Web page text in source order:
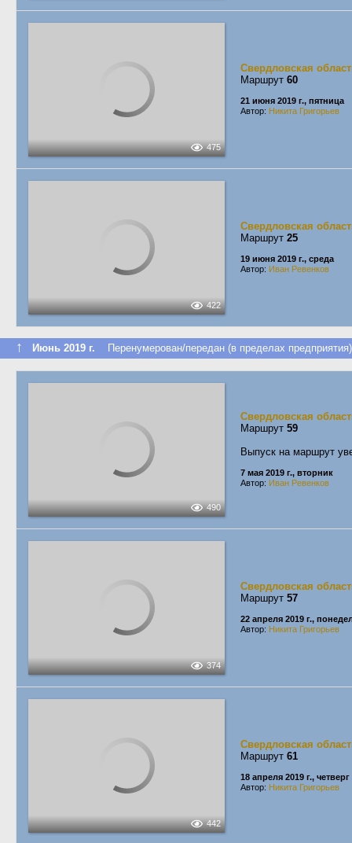
475
Свердловская
Маршрут 60
21 июня 2019 г., пятница
Автор: Никита Григорьев
422
Свердловская
Маршрут 25
19 июня 2019 г., среда
Автор: Иван Ревенков
↑ Июнь 2019 г. Перенумерован/передан (в пределах предприятия)
490
Свердловская
Маршрут 59
Выпуск на маршрут
7 мая 2019 г., вторник
Автор: Иван Ревенков
374
Свердловская
Маршрут 57
22 апреля 2019 г.,
Автор: Никита Григорьев
442
Свердловская
Маршрут 61
18 апреля 2019 г., четверг
Автор: Никита Григорьев